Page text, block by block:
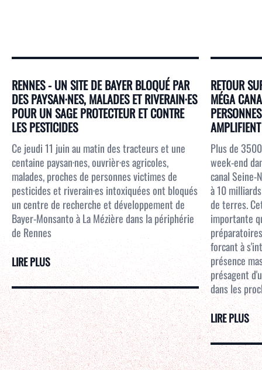
RENNES - UN SITE DE BAYER BLOQUÉ PAR
DES PAYSAN·NES, MALADES ET RIVERAIN·ES
POUR UN SAGE PROTECTEUR ET CONTRE
LES PESTICIDES
Ce jeudi 11 juin au matin des tracteurs et une
centaine paysan·nes, ouvrièr·es agricoles,
malades, proches de personnes victimes de
pesticides et riverain·es intoxiquées ont bloqués
un centre de recherche et développement de
Bayer-Monsanto à La Mézière dans la périphérie
de Rennes
LIRE PLUS
RETOUR
MÉGA
Plus de
week-end
canal Seine-
à 10
de terres.
importante
forcant à
présence
présagent
dans les
LIRE PLUS